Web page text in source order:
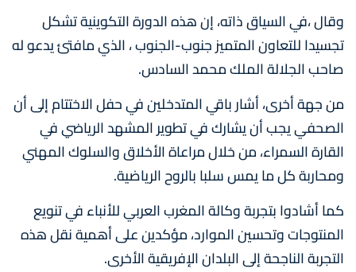
وقال ،في السياق ذاته، إن هذه الدورة التكوينية تشكل
تجسيدا للتعاون المتميز جنوب-الجنوب ، الذي مافتئ يدعو له
صاحب الجلالة الملك محمد السادس.
من جهة أخرى، أشار باقي المتدخلين في حفل الاختتام إلى أن
الصحفي يجب أن يشارك في تطوير المشهد الرياضي في
القارة السمراء، من خلال مراعاة الأخلاق والسلوك المهني
ومحاربة كل ما يمس سلبا بالروح الرياضية.
كما أشادوا بتجربة وكالة المغرب العربي للأنباء في تنويع
المنتوجات وتحسين الموارد، مؤكدين على أهمية نقل هذه
التجربة الناجحة إلى البلدان الإفريقية الأخرى.